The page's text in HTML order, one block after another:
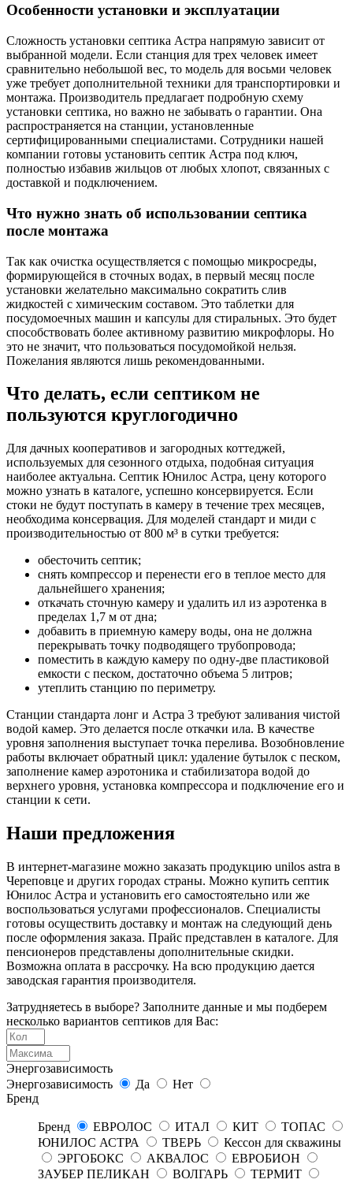
Особенности установки и эксплуатации
Сложность установки септика Астра напрямую зависит от
выбранной модели. Если станция для трех человек имеет
сравнительно небольшой вес, то модель для восьми человек
уже требует дополнительной техники для транспортировки и
монтажа. Производитель предлагает подробную схему
установки септика, но важно не забывать о гарантии. Она
распространяется на станции, установленные
сертифицированными специалистами. Сотрудники нашей
компании готовы установить септик Астра под ключ,
полностью избавив жильцов от любых хлопот, связанных с
доставкой и подключением.
Что нужно знать об использовании септика
после монтажа
Так как очистка осуществляется с помощью микросреды,
формирующейся в сточных водах, в первый месяц после
установки желательно максимально сократить слив
жидкостей с химическим составом. Это таблетки для
посудомоечных машин и капсулы для стиральных. Это будет
способствовать более активному развитию микрофлоры. Но
это не значит, что пользоваться посудомойкой нельзя.
Пожелания являются лишь рекомендованными.
Что делать, если септиком не
пользуются круглогодично
Для дачных кооперативов и загородных коттеджей,
используемых для сезонного отдыха, подобная ситуация
наиболее актуальна. Септик Юнилос Астра, цену которого
можно узнать в каталоге, успешно консервируется. Если
стоки не будут поступать в камеру в течение трех месяцев,
необходима консервация. Для моделей стандарт и миди с
производительностью от 800 м³ в сутки требуется:
обесточить септик;
снять компрессор и перенести его в теплое место для
дальнейшего хранения;
откачать сточную камеру и удалить ил из аэротенка в
пределах 1,7 м от дна;
добавить в приемную камеру воды, она не должна
перекрывать точку подводящего трубопровода;
поместить в каждую камеру по одну-две пластиковой
емкости с песком, достаточно объема 5 литров;
утеплить станцию по периметру.
Станции стандарта лонг и Астра 3 требуют заливания чистой
водой камер. Это делается после откачки ила. В качестве
уровня заполнения выступает точка перелива. Возобновление
работы включает обратный цикл: удаление бутылок с песком,
заполнение камер аэротоника и стабилизатора водой до
верхнего уровня, установка компрессора и подключение его и
станции к сети.
Наши предложения
В интернет-магазине можно заказать продукцию unilos astra в
Череповце и других городах страны. Можно купить септик
Юнилос Астра и установить его самостоятельно или же
воспользоваться услугами профессионалов. Специалисты
готовы осуществить доставку и монтаж на следующий день
после оформления заказа. Прайс представлен в каталоге. Для
пенсионеров представлены дополнительные скидки.
Возможна оплата в рассрочку. На всю продукцию дается
заводская гарантия производителя.
Затрудняетесь в выборе? Заполните данные и мы подберем
несколько вариантов септиков для Вас:
Энергозависимость
Энергозависимость
Да
Нет
Бренд
Бренд ЕВРОЛОС ИТАЛ КИТ
ТОПАС
ЮНИЛОС АСТРА
ТВЕРЬ
Кессон для скважины
ЭРГОБОКС
АКВАЛОС
ЕВРОБИОН
ЗАУБЕР ПЕЛИКАН
ВОЛГАРЬ ТЕРМИТ